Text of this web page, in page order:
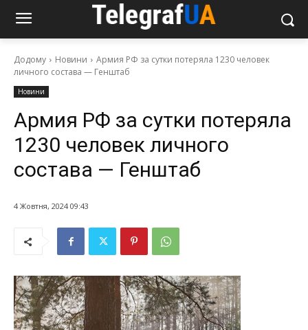
Додому Новини
Армия РФ за сутки потеряла 1230 человек
личного состава — Генштаб
Новини
Армия РФ за сутки потеряла
1230 человек личного
состава — Генштаб
4 Жовтня, 2024 09:43